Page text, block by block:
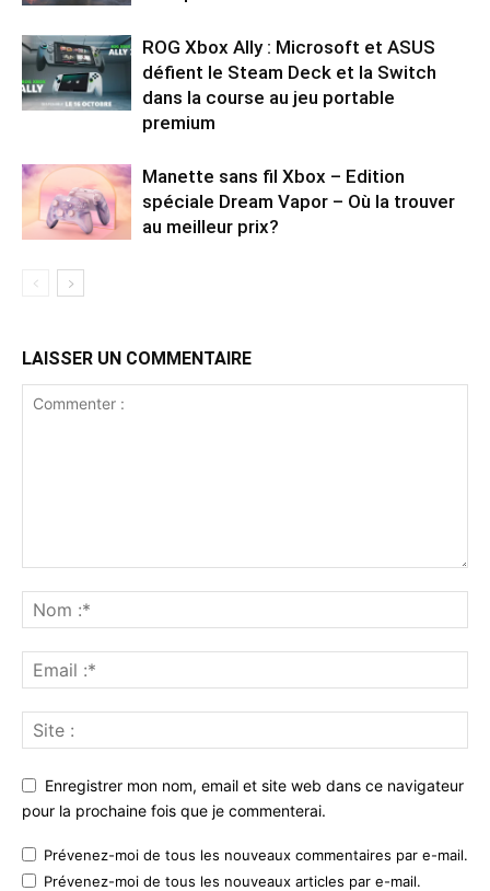
ROG Xbox Ally : Microsoft et ASUS
défient le Steam Deck et la Switch
dans la course au jeu portable
premium
Manette sans fil Xbox – Edition
spéciale Dream Vapor – Où la trouver
au meilleur prix?
LAISSER UN COMMENTAIRE
Enregistrer mon nom, email et site web dans ce navigateur
pour la prochaine fois que je commenterai.
Prévenez-moi de tous les nouveaux commentaires par e-mail.
Prévenez-moi de tous les nouveaux articles par e-mail.